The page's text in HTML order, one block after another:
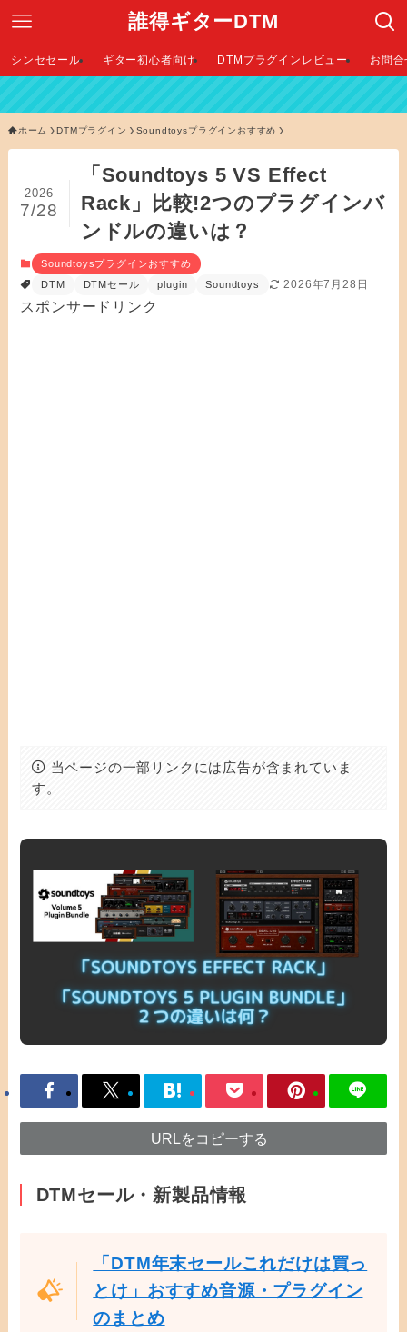
誰得ギターDTM
シンセセール ギター初心者向け DTMプラグインレビュー お問
ホーム DTMプラグイン Soundtoysプラグインおすすめ
「Soundtoys 5 VS Effect
Rack」比較!2つのプラグインバ
ンドルの違いは？
2026
7/28
Soundtoysプラグインおすすめ
DTM
DTMセール plugin Soundtoys 2026年7月28日
スポンサードリンク
当ページの一部リンクには広告が含まれていま
す。
URLをコピーする
DTMセール・新製品情報
「DTM年末セールこれだけは買っ
とけ」おすすめ音源・プラグイン
のまとめ